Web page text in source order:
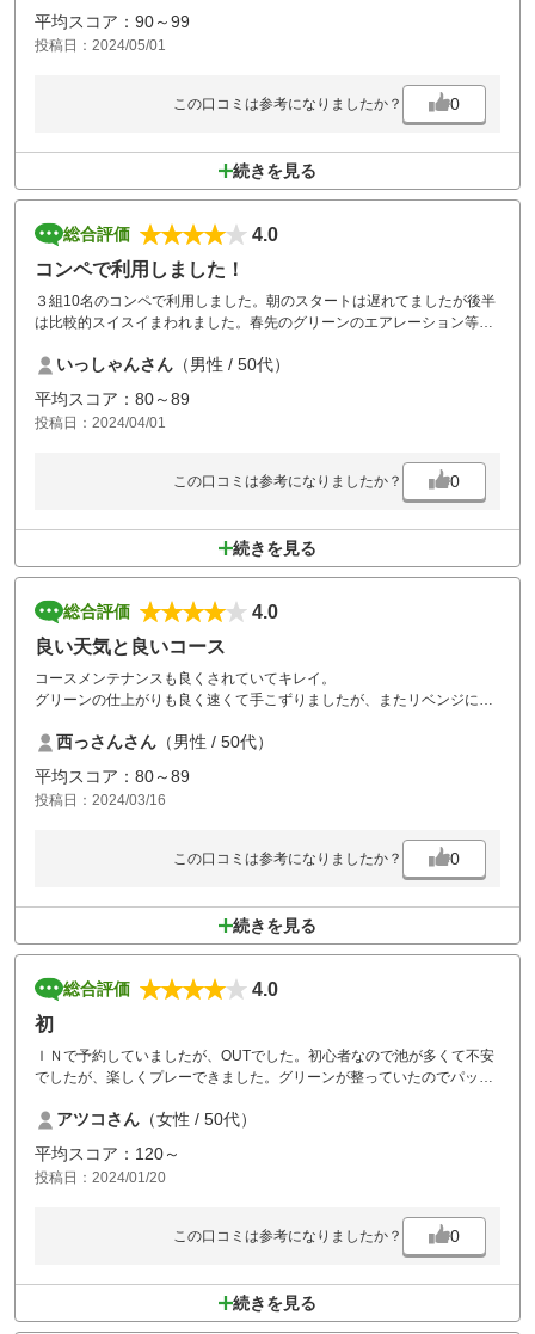
コスパ的には割高かと思います。
とか言いながらまたコンペで利用させていただきます。
平均スコア：90～99
投稿日：2024/05/01
この口コミは参考になりましたか？ 0
続きを見る
総合評価
4.0
コンペで利用しました！
３組10名のコンペで利用しました。朝のスタートは遅れてましたが後半
は比較的スイスイまわれました。春先のグリーンのエアレーション等で
す。楽しめました。
いっしゃんさん （男性 / 50代）
平均スコア：80～89
投稿日：2024/04/01
この口コミは参考になりましたか？ 0
続きを見る
総合評価
4.0
良い天気と良いコース
コースメンテナンスも良くされていてキレイ。
グリーンの仕上がりも良く速くて手こずりましたが、またリベンジに行
西っさんさん （男性 / 50代）
平均スコア：80～89
投稿日：2024/03/16
この口コミは参考になりましたか？ 0
続きを見る
総合評価
4.0
初
ＩＮで予約していましたが、OUTでした。初心者なので池が多くて不安
でしたが、楽しくプレーできました。グリーンが整っていたのでパット
アツコさん （女性 / 50代）
平均スコア：120～
投稿日：2024/01/20
この口コミは参考になりましたか？ 0
続きを見る